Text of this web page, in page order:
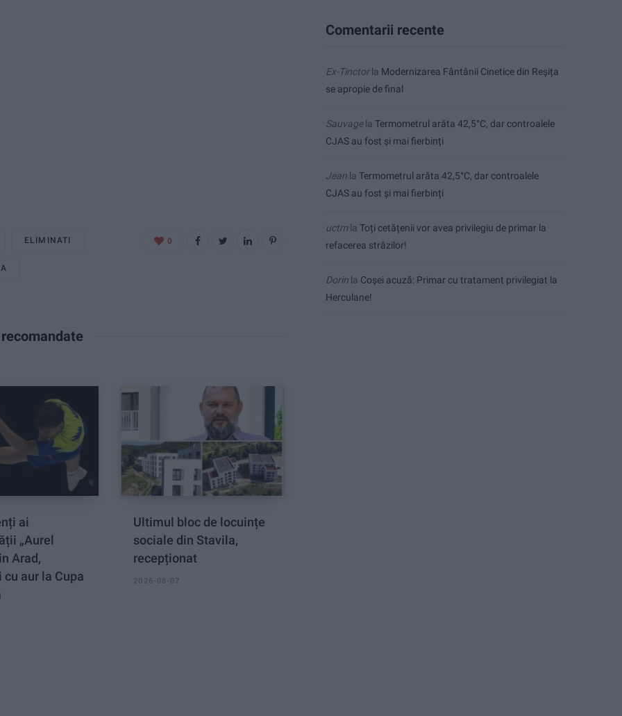
ELIMINATI 0
ai
„Aurel
Arad,
aur la Cupa
Ultimul bloc de locuințe
sociale din Stavila,
recepționat
2026-08-07
Comentarii recente
Ex-Tinctorla Modernizarea Fântânii Cinetice din Reșița
se apropie de final
Sauvagela Termometrul arăta 42,5°C, dar controalele
CJAS au fost și mai fierbinți
Jean la Termometrul arăta 42,5°C, dar controalele
CJAS au fost și mai fierbinți
uctmla Toți cetățenii vor avea privilegiu de primar la
refacerea străzilor!
Dorin la Coșei acuză: Primar cu tratament privilegiat la
Herculane!